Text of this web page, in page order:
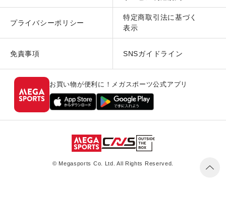
プライバシーポリシー
特定商取引法に基づく
表示
免責事項 SNSガイドライン
お買い物が便利に！メガスポーツ公式アプリ
© Megasports Co. Ltd. All Rights Reserved.